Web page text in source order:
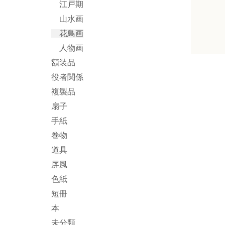
江戸期
山水画
花鳥画
人物画
額装品
役者関係
複製品
扇子
手紙
巻物
道具
屏風
色紙
短冊
本
未分類